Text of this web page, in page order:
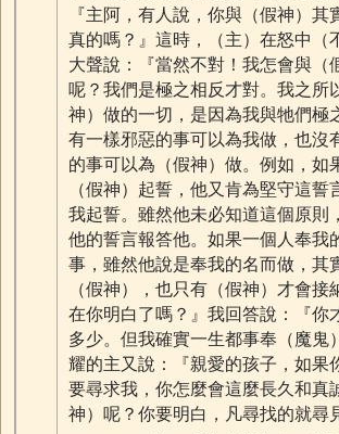
『主阿，有人說，你與（假神）其
真的嗎？』這時，（主）在怒中（
大聲說：『當然不對！我怎會與（
呢？我們是極之相反才對。我之所
神）做的一切，是因為我與牠們極
有一樣邪惡的事可以為我做，也沒
的事可以為（假神）做。例如，如
（假神）起誓，他又肯為堅守這誓
我起誓。雖然他未必知道這個原則
他的誓言報答他。如果一個人奉我
事，雖然他說是奉我的名而做，其
（假神），也只有（假神）才會接
在你明白了嗎？』我回答說：『你
多少。但我確實一生都事奉（魔鬼
耀的主又說：『親愛的孩子，如果
要尋求我，你怎麼會這麼長久和真
神）呢？你要明白，凡尋找的就尋